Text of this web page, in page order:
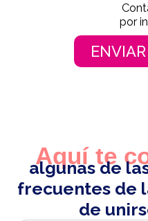
por
Aquí te
algunas de
frecuentes de
de